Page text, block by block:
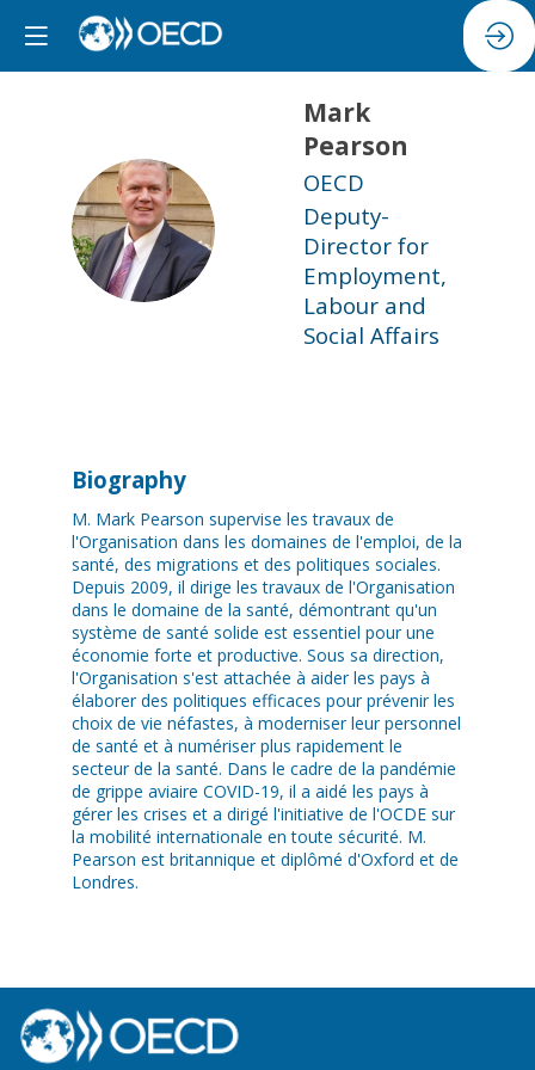
MP
Mark
Pearson
OECD
Deputy-
Director for
Employment,
Labour and
Social Affairs
Biography
M. Mark Pearson supervise les travaux de
l'Organisation dans les domaines de l'emploi, de la
santé, des migrations et des politiques sociales.
Depuis 2009, il dirige les travaux de l'Organisation
dans le domaine de la santé, démontrant qu'un
système de santé solide est essentiel pour une
économie forte et productive. Sous sa direction,
l'Organisation s'est attachée à aider les pays à
élaborer des politiques efficaces pour prévenir les
choix de vie néfastes, à moderniser leur personnel
de santé et à numériser plus rapidement le
secteur de la santé. Dans le cadre de la pandémie
de grippe aviaire COVID-19, il a aidé les pays à
gérer les crises et a dirigé l'initiative de l'OCDE sur
la mobilité internationale en toute sécurité. M.
Pearson est britannique et diplômé d'Oxford et de